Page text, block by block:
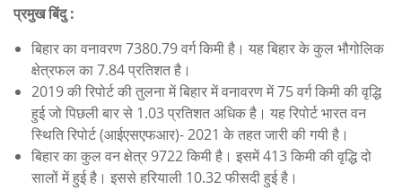
प्रमुख बिंदु :
बिहार का वनावरण 7380.79 वर्ग किमी है। यह बिहार के कुल भौगोलिक
क्षेत्रफल का 7.84 प्रतिशत है।
2019 की रिपोर्ट की तुलना में बिहार में वनावरण में 75 वर्ग किमी की वृद्धि
हुई जो पिछली बार से 1.03 प्रतिशत अधिक है। यह रिपोर्ट भारत वन
स्थिति रिपोर्ट (आईएसएफआर)- 2021 के तहत जारी की गयी है।
बिहार का कुल वन क्षेत्र 9722 किमी है। इसमें 413 किमी की वृद्धि दो
सालों में हुई है। इससे हरियाली 10.32 फीसदी हुई है।